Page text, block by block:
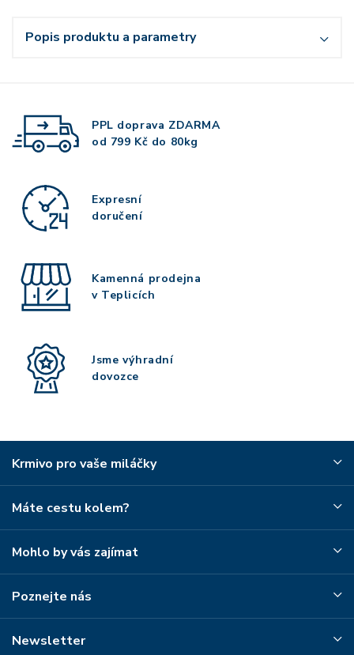
Popis produktu a parametry
PPL doprava ZDARMA
od 799 Kč do 80kg
Expresní
doručení
Kamenná prodejna
v Teplicích
Jsme výhradní
dovozce
Krmivo pro vaše miláčky
Máte cestu kolem?
Mohlo by vás zajímat
Poznejte nás
Newsletter